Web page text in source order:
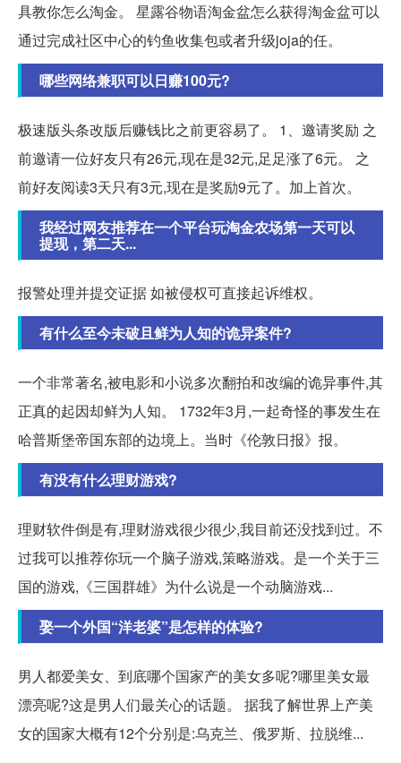
具教你怎么淘金。 星露谷物语淘金盆怎么获得淘金盆可以
通过完成社区中心的钓鱼收集包或者升级joja的任。
哪些网络兼职可以日赚100元?
极速版头条改版后赚钱比之前更容易了。 1、邀请奖励 之
前邀请一位好友只有26元,现在是32元,足足涨了6元。 之
前好友阅读3天只有3元,现在是奖励9元了。加上首次。
我经过网友推荐在一个平台玩淘金农场第一天可以
提现，第二天...
报警处理并提交证据 如被侵权可直接起诉维权。
有什么至今未破且鲜为人知的诡异案件?
一个非常著名,被电影和小说多次翻拍和改编的诡异事件,其
正真的起因却鲜为人知。 1732年3月,一起奇怪的事发生在
哈普斯堡帝国东部的边境上。当时《伦敦日报》报。
有没有什么理财游戏?
理财软件倒是有,理财游戏很少很少,我目前还没找到过。不
过我可以推荐你玩一个脑子游戏,策略游戏。是一个关于三
国的游戏,《三国群雄》为什么说是一个动脑游戏...
娶一个外国“洋老婆”是怎样的体验?
男人都爱美女、到底哪个国家产的美女多呢?哪里美女最
漂亮呢?这是男人们最关心的话题。 据我了解世界上产美
女的国家大概有12个分别是:乌克兰、俄罗斯、拉脱维...